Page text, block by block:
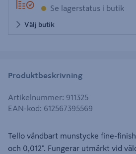
Se lagerstatus i butik
Välj butik
Produktbeskrivning
Artikelnummer: 911325
EAN-kod: 612567395569
Tello vändbart munstycke fine-
och 0,012". Fungerar utmärkt vid